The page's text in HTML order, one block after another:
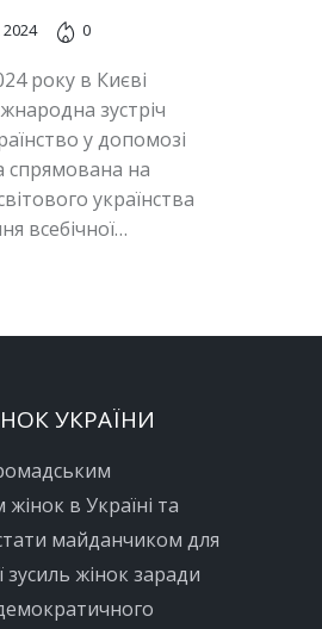
0
року в Києві
зустріч
у допомозі
спрямована на
українства
всебічної…
УКРАЇНИ
в Україні та
майданчиком для
зусиль жінок заради